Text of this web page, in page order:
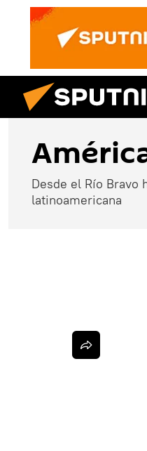
Desde el Río Bravo
latinoamericana